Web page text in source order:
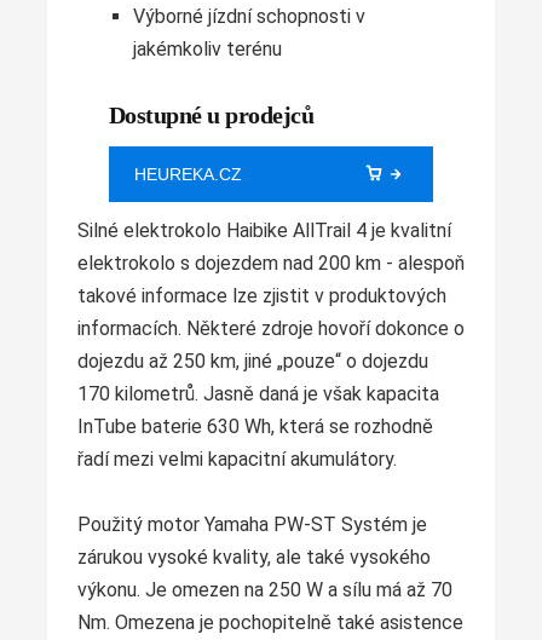
Výborné jízdní schopnosti v
jakémkoliv terénu
Dostupné u prodejců
HEUREKA.CZ
Silné elektrokolo Haibike AllTrail 4 je kvalitní
elektrokolo s dojezdem nad 200 km - alespoň
takové informace lze zjistit v produktových
informacích. Některé zdroje hovoří dokonce o
dojezdu až 250 km, jiné „pouze“ o dojezdu
170 kilometrů. Jasně daná je však kapacita
InTube baterie 630 Wh, která se rozhodně
řadí mezi velmi kapacitní akumulátory.
Použitý motor Yamaha PW-ST Systém je
zárukou vysoké kvality, ale také vysokého
výkonu. Je omezen na 250 W a sílu má až 70
Nm. Omezena je pochopitelně také asistence